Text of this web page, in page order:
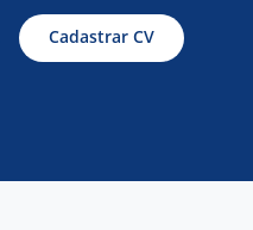
Cadastrar CV